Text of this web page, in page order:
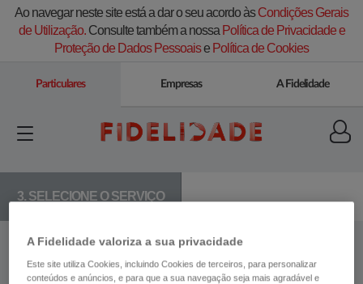
Ao navegar neste site está a dar o seu acordo àsCondições Gerais
de Utilização.Consulte também a nossa Política de Privacidade e
Proteção de Dados Pessoaise Política de Cookies
Particulares Empresas A Fidelidade
3. SELECIONE O SERVIÇO
Pretendo pesquisar na redeRede Médicaatravés de
Saúde ...
A Fidelidade valoriza a sua privacidade
Este site utiliza Cookies, incluindo Cookies de terceiros, para personalizar
conteúdos e anúncios, e para que a sua navegação seja mais agradável e